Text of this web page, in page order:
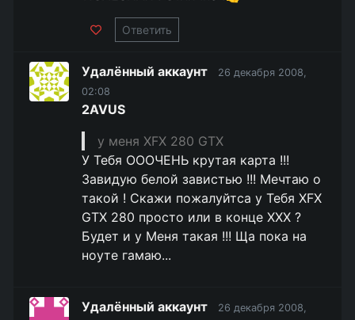
Ответить
Удалённый аккаунт
26 декабря 2008,
02:08
2AVUS
у меня XFX 280 GTX
У Тебя ОООЧЕНЬ крутая карта !!!
Завидую белой завистью !!! Мечтаю о
такой ! Скажи пожалуйтса у Тебя XFX
GTX 280 просто или в конце XXX ?
Будет и у Меня такая !!! Ща пока на
ноуте гамаю...
Удалённый аккаунт
26 декабря 2008,